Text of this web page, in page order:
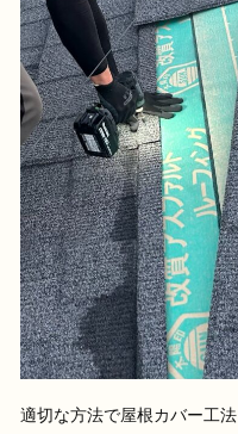
適切な方法で屋根カバー工